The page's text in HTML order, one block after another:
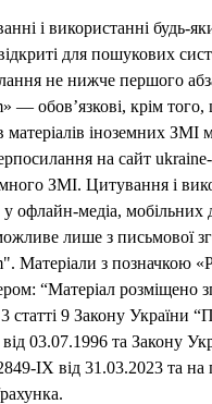
і використанні будь-
для пошукових
не нижче першого
— обов’язкові, крім того,
матеріалів іноземних
на сайт
ЗМІ. Цитування і
у офлайн-медіа, мобільних
лише з письмової
Матеріали з позначкою
“Матеріал розміщено
статті 9 Закону України
03.07.1996 та Закону
IX від 31.03.2023 та на